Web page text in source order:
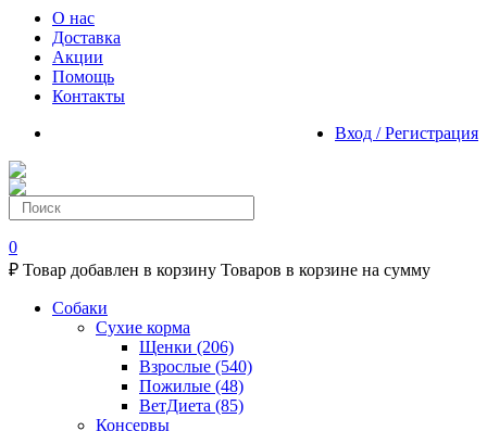
О нас
Доставка
Акции
Помощь
Контакты
Вход / Регистрация
0
₽ Товар добавлен в корзину Товаров в корзине на сумму
Собаки
Сухие корма
Щенки (206)
Взрослые (540)
Пожилые (48)
ВетДиета (85)
Консервы